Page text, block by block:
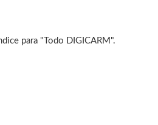
para "Todo DIGICARM".